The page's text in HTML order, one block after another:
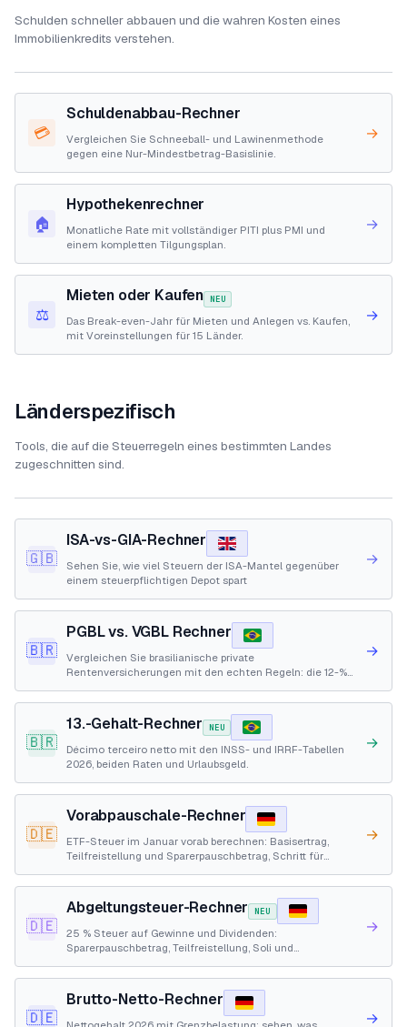
Schulden schneller abbauen und die wahren Kosten eines
Immobilienkredits verstehen.
💳
Schuldenabbau-Rechner
Vergleichen Sie Schneeball- und Lawinenmethode
gegen eine Nur-Mindestbetrag-Basislinie.
→
🏠
Hypothekenrechner
Monatliche Rate mit vollständiger PITI plus PMI und
einem kompletten Tilgungsplan.
→
⚖️
Mieten oder Kaufen NEU
Das Break-even-Jahr für Mieten und Anlegen vs. Kaufen,
mit Voreinstellungen für 15 Länder.
→
Länderspezifisch
Tools, die auf die Steuerregeln eines bestimmten Landes
zugeschnitten sind.
🇬🇧
ISA-vs-GIA-Rechner
Sehen Sie, wie viel Steuern der ISA-Mantel gegenüber
einem steuerpflichtigen Depot spart
→
🇧🇷
PGBL vs. VGBL Rechner
Vergleichen Sie brasilianische private
Rentenversicherungen mit den echten Regeln: die 12-%-
→
🇧🇷
13.-Gehalt-Rechner NEU
Décimo terceiro netto mit den INSS- und IRRF-Tabellen
2026, beiden Raten und Urlaubsgeld.
→
🇩🇪
Vorabpauschale-Rechner
ETF-Steuer im Januar vorab berechnen: Basisertrag,
Teilfreistellung und Sparerpauschbetrag, Schritt für
→
🇩🇪
Abgeltungsteuer-Rechner NEU
25 % Steuer auf Gewinne und Dividenden:
Sparerpauschbetrag, Teilfreistellung, Soli und
→
🇩🇪
Brutto-Netto-Rechner
→